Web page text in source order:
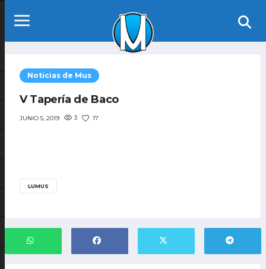
Noticias de Mus
V Tapería de Baco
JUNIO 5, 2019 3 17
LUMUS